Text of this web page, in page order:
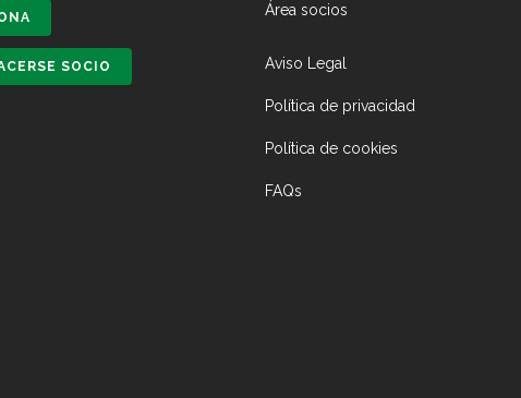
SOCIO
Área socios
Aviso Legal
Política de privacidad
Política de cookies
FAQs